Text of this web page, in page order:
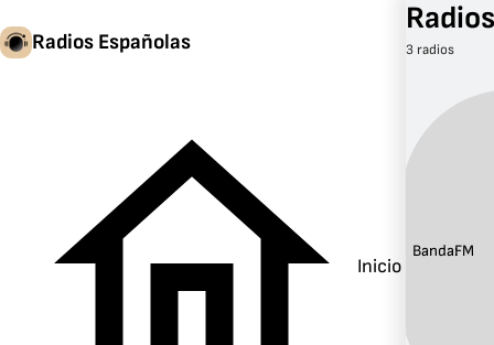
Radios Españolas
Inicio
3 radios
Banda:FM